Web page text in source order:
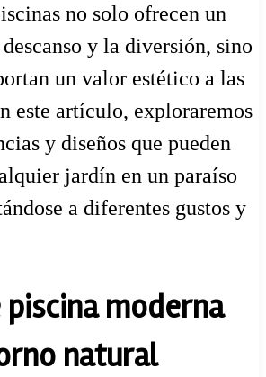
no solo ofrecen un
y la diversión, sino
un valor estético a las
este artículo, exploraremos
y diseños que pueden
jardín en un paraíso
a diferentes gustos y
piscina moderna
natural